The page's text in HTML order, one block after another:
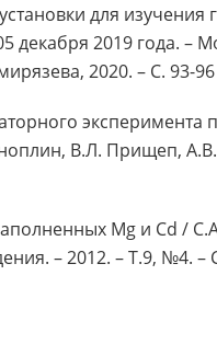
для изучения
2019 года. –
2020. – С. 93-96
эксперимента
В.Л. Прищеп,
Mg и Cd /
– 2012. – Т.9, №4. –